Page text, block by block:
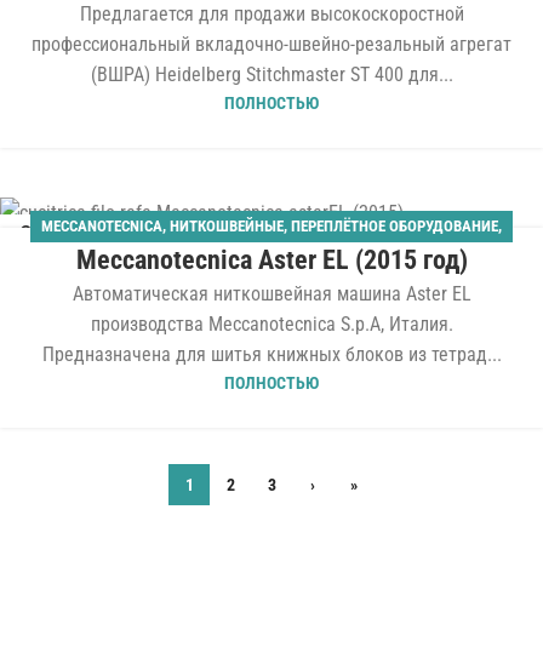
Предлагается для продажи высокоскоростной
профессиональный вкладочно-швейно-резальный агрегат
(ВШРА) Heidelberg Stitchmaster ST 400 для...
ПОЛНОСТЬЮ
26MECCANOTECNICA, НИТКОШВЕЙНЫЕ, ПЕРЕПЛЁТНОЕ ОБОРУДОВАНИЕ,
ТВЁРДЫЙ ПЕРЕПЛЁТ
Meccanotecnica Aster EL (2015 год)
Автоматическая ниткошвейная машина Aster EL
производства Meccanotecnica S.p.A, Италия.
Предназначена для шитья книжных блоков из тетрад...
ПОЛНОСТЬЮ
1 2 3 › »